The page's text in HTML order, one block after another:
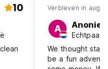
10 Verbleven in aug
A
Echtpaar,
We thought
be a fun